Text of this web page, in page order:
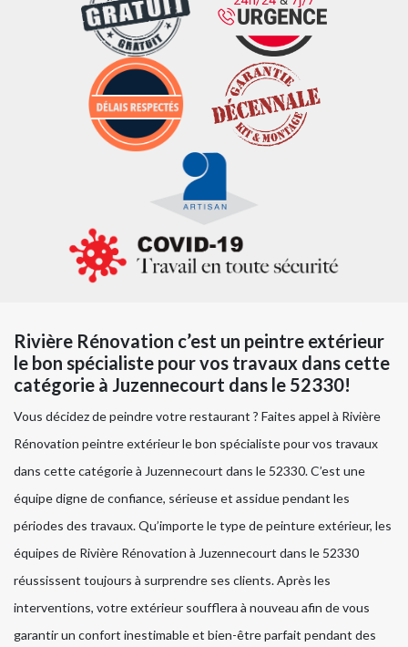
Rivière Rénovation c’est un peintre extérieur
le bon spécialiste pour vos travaux dans cette
catégorie à Juzennecourt dans le 52330!
Vous décidez de peindre votre restaurant ? Faites appel à Rivière
Rénovation peintre extérieur le bon spécialiste pour vos travaux
dans cette catégorie à Juzennecourt dans le 52330. C’est une
équipe digne de confiance, sérieuse et assidue pendant les
périodes des travaux. Qu’importe le type de peinture extérieur, les
équipes de Rivière Rénovation à Juzennecourt dans le 52330
réussissent toujours à surprendre ses clients. Après les
interventions, votre extérieur soufflera à nouveau afin de vous
garantir un confort inestimable et bien-être parfait pendant des